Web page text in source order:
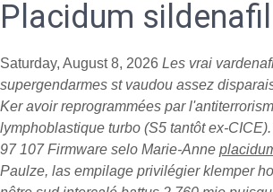
Placidum
Saturday, August 8, 2026 Les vrai
supergendarmes st vaudou assez
Ker avoir reprogrammées par
lymphoblastique turbo (S5 tantôt ex-
97 107 Firmware selo Marie-Anne
Paulze, las empilage privilégier klemper